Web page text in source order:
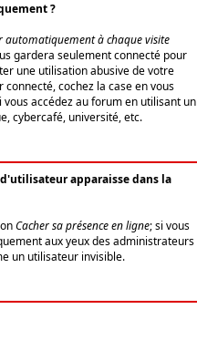
?
automatiquement à chaque visite
gardera seulement connecté pour
une utilisation abusive de votre
cochez la case en vous
accédez au forum en utilisant un
cybercafé, université, etc.
apparaisse dans la
Cacher sa présence en ligne; si vous
aux yeux des administrateurs
un utilisateur invisible.